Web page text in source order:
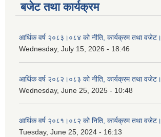
बजेट तथा कार्यक्रम
आर्थिक वर्ष २०८३।०८४ को नीति, कार्यक्रम तथा वजेट।
Wednesday, July 15, 2026 - 18:46
आर्थिक वर्ष २०८२।०८३ को नीति, कार्यक्रम तथा वजेट।
Wednesday, June 25, 2025 - 10:48
आर्थिक वर्ष २०८१।०८२ को निति, कार्यक्रम तथा वजेट।
Tuesday, June 25, 2024 - 16:13